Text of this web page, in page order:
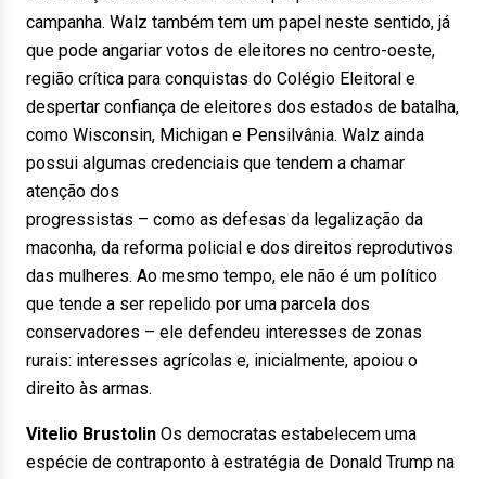
campanha. Walz também tem um papel neste sentido, já
que pode angariar votos de eleitores no centro-oeste,
região crítica para conquistas do Colégio Eleitoral e
despertar confiança de eleitores dos estados de batalha,
como Wisconsin, Michigan e Pensilvânia. Walz ainda
possui algumas credenciais que tendem a chamar
atenção dos
progressistas – como as defesas da legalização da
maconha, da reforma policial e dos direitos reprodutivos
das mulheres. Ao mesmo tempo, ele não é um político
que tende a ser repelido por uma parcela dos
conservadores – ele defendeu interesses de zonas
rurais: interesses agrícolas e, inicialmente, apoiou o
direito às armas.
Vitelio Brustolin Os democratas estabelecem uma
espécie de contraponto à estratégia de Donald Trump na